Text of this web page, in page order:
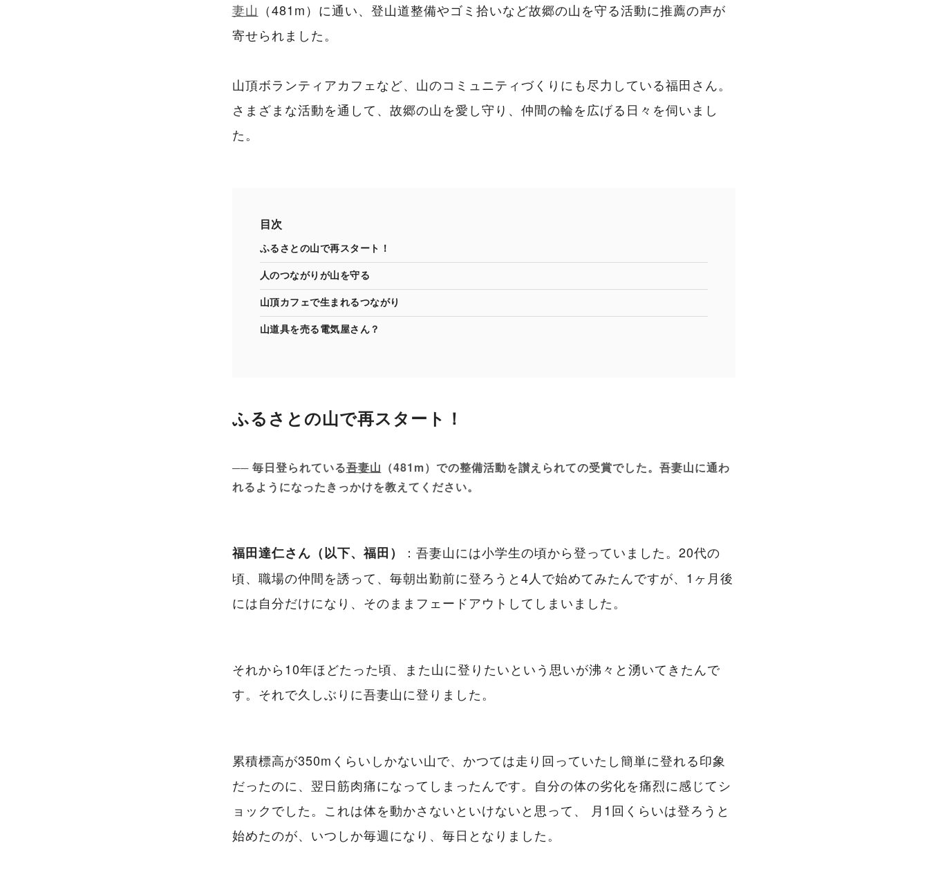
妻山 （481m）に通い、登山道整備やゴミ拾いなど故郷の山を守る活動に推薦の声が
寄せられました。
山頂ボランティアカフェなど、山のコミュニティづくりにも尽力している福田さん。
さまざまな活動を通して、故郷の山を愛し守り、仲間の輪を広げる日々を伺いまし
た。
目次
ふるさとの山で再スタート！
人のつながりが山を守る
山頂カフェで生まれるつながり
山道具を売る電気屋さん？
ふるさとの山で再スタート！
── 毎日登られている吾妻山 （481m）での整備活動を讃えられての受賞でした。吾妻山に通わ
れるようになったきっかけを教えてください。
福田達仁さん（以下、福田）
：吾妻山には小学生の頃から登っていました。20代の
頃、職場の仲間を誘って、毎朝出勤前に登ろうと4人で始めてみたんですが、1ヶ月後
には自分だけになり、そのままフェードアウトしてしまいました。
それから10年ほどたった頃、また山に登りたいという思いが沸々と湧いてきたんで
す。それで久しぶりに吾妻山に登りました。
累積標高が350mくらいしかない山で、かつては走り回っていたし簡単に登れる印象
だったのに、翌日筋肉痛になってしまったんです。自分の体の劣化を痛烈に感じてシ
ョックでした。これは体を動かさないといけないと思って、 月1回くらいは登ろうと
始めたのが、いつしか毎週になり、毎日となりました。